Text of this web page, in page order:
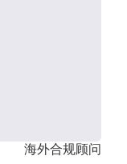
海外合规顾问